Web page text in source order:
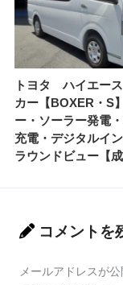
トヨタ ハイエー
カー【BOXER・S
ー・ソーラー発電
充電・デジタルイ
ラウンドビュー【成
コメントを
メールアドレスが